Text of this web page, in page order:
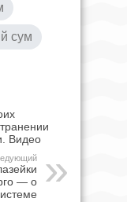
сум
Видео
— о